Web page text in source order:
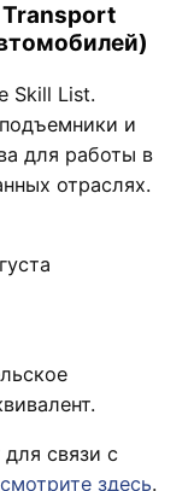
Transport
Skill List.
и
для работы в
отраслях.
связи с
смотрите здесь.